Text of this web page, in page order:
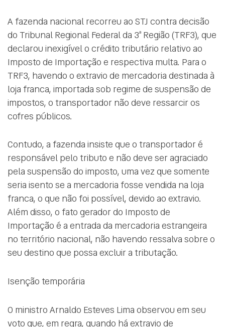
A fazenda nacional recorreu ao STJ contra decisão
do Tribunal Regional Federal da 3ª Região (TRF3), que
declarou inexigível o crédito tributário relativo ao
Imposto de Importação e respectiva multa. Para o
TRF3, havendo o extravio de mercadoria destinada à
loja franca, importada sob regime de suspensão de
impostos, o transportador não deve ressarcir os
cofres públicos.
Contudo, a fazenda insiste que o transportador é
responsável pelo tributo e não deve ser agraciado
pela suspensão do imposto, uma vez que somente
seria isento se a mercadoria fosse vendida na loja
franca, o que não foi possível, devido ao extravio.
Além disso, o fato gerador do Imposto de
Importação é a entrada da mercadoria estrangeira
no território nacional, não havendo ressalva sobre o
seu destino que possa excluir a tributação.
Isenção temporária
O ministro Arnaldo Esteves Lima observou em seu
voto que, em regra, quando há extravio de